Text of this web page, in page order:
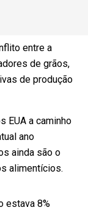
entre a
de grãos,
de produção
EUA a caminho
ano
ainda são o
alimentícios.
estava 8%